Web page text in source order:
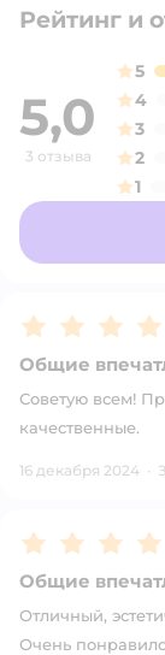
Рейтинг и
5,0
3 отзыва
5
4
3
2
1
Рейтинг:5
Общие
Советую всем!
качественные.
16 декабря 2024 ·
Рейтинг:5
Общие
Отличный,
Очень